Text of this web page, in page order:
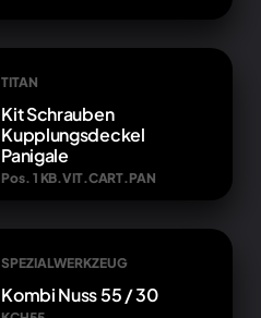
TITAN
Kit Schrauben
Kupplungsdeckel
Panigale
Pos. 1 KB.VIT.CART.PAN
SPEZIALWERKZEUG
Kombi Nuss 55 / 30